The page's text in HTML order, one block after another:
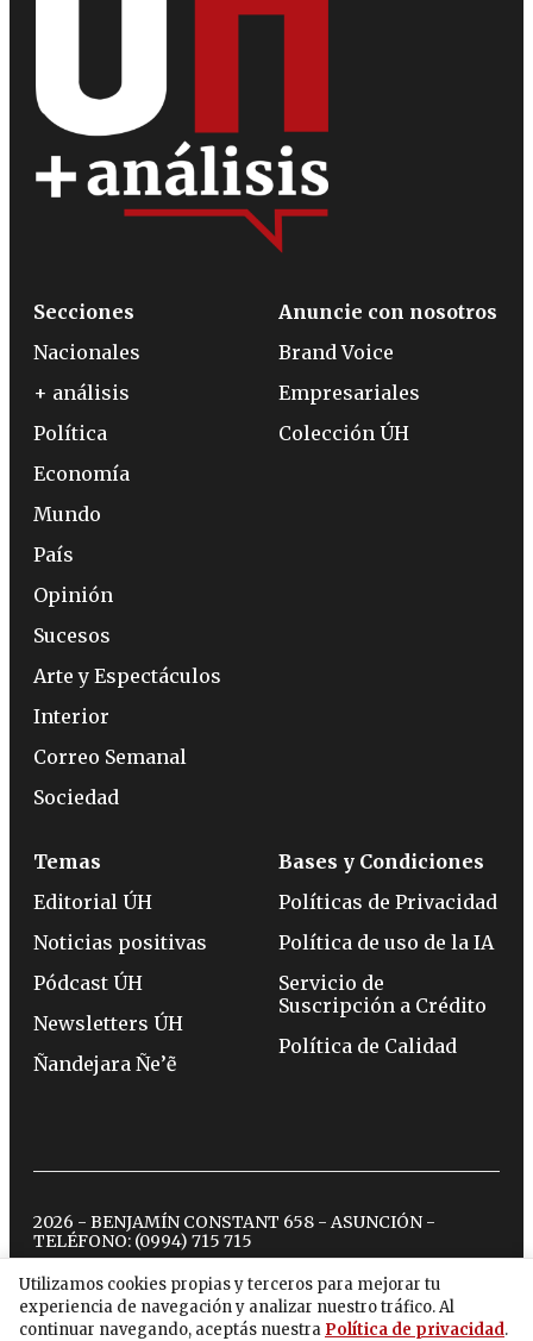
Utilizamos cookies propias y terceros para mejorar tu
experiencia de navegación y analizar nuestro tráfico. Al
continuar navegando, aceptás nuestra Política de privacidad.
Secciones
Nacionales
+ análisis
Política
Economía
Mundo
País
Opinión
Sucesos
Arte y Espectáculos
Interior
Correo Semanal
Sociedad
Anuncie con nosotros
Brand Voice
Empresariales
Colección ÚH
Temas
Editorial ÚH
Noticias positivas
Pódcast ÚH
Newsletters ÚH
Ñandejara Ñe’ẽ
Bases y Condiciones
Políticas de Privacidad
Política de uso de la IA
Servicio de
Suscripción a Crédito
Política de Calidad
2026 - BENJAMÍN CONSTANT 658 - ASUNCIÓN -
TELÉFONO: (0994) 715 715
twitterinstagram
facebook
tiktokyoutubespotify